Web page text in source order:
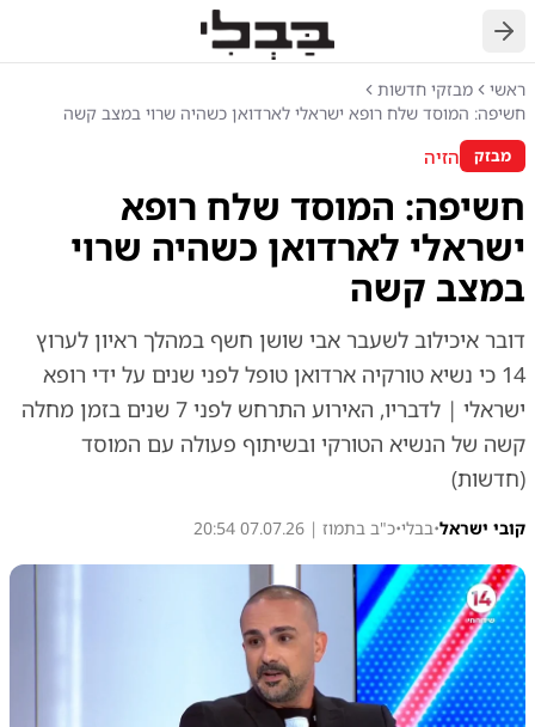
חזרה
ראשי
מבזקי חדשות
חשיפה: המוסד שלח רופא ישראלי לארדואן כשהיה שרוי במצב קשה
מבזק הזיה
חשיפה: המוסד שלח רופא
ישראלי לארדואן כשהיה שרוי
במצב קשה
דובר איכילוב לשעבר אבי שושן חשף במהלך ראיון לערוץ
14 כי נשיא טורקיה ארדואן טופל לפני שנים על ידי רופא
ישראלי | לדבריו, האירוע התרחש לפני 7 שנים בזמן מחלה
קשה של הנשיא הטורקי ובשיתוף פעולה עם המוסד
(חדשות)
קובי ישראל•בבלי•כ"ב בתמוז | 07.07.26 20:54